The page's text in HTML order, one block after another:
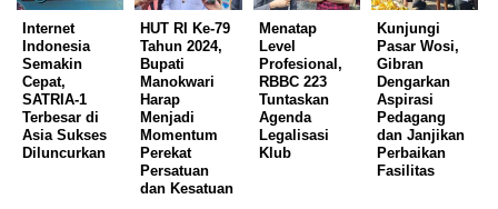
Internet
Indonesia
Semakin
Cepat,
SATRIA-1
Terbesar di
Asia Sukses
Diluncurkan
HUT RI Ke-79
Tahun 2024,
Bupati
Manokwari
Harap
Menjadi
Momentum
Perekat
Persatuan
dan Kesatuan
Menatap
Level
Profesional,
RBBC 223
Tuntaskan
Agenda
Legalisasi
Klub
Kunjungi
Pasar Wosi,
Gibran
Dengarkan
Aspirasi
Pedagang
dan Janjikan
Perbaikan
Fasilitas